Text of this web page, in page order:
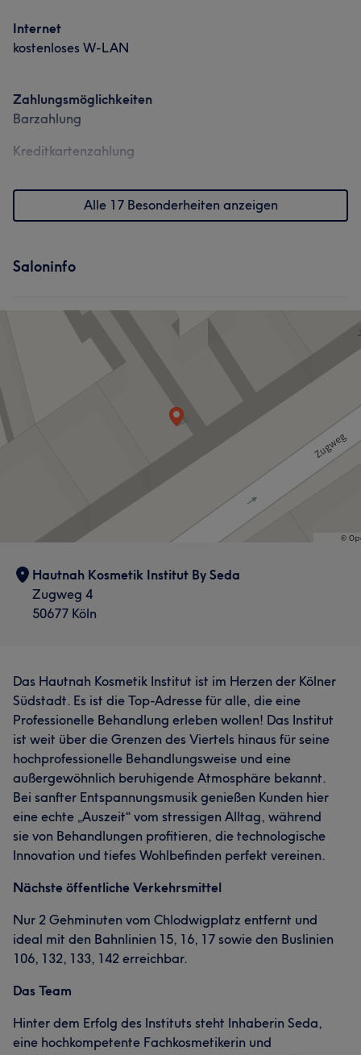
Internet
kostenloses W-LAN
Zahlungsmöglichkeiten
Barzahlung
Kreditkartenzahlung
Alle 17 Besonderheiten anzeigen
Saloninfo
Hautnah Kosmetik Institut By Seda
Zugweg 4
50677 Köln
Das Hautnah Kosmetik Institut ist im Herzen der Kölner
Südstadt. Es ist die Top-Adresse für alle, die eine
Professionelle Behandlung erleben wollen! Das Institut
ist weit über die Grenzen des Viertels hinaus für seine
hochprofessionelle Behandlungsweise und eine
außergewöhnlich beruhigende Atmosphäre bekannt.
Bei sanfter Entspannungsmusik genießen Kunden hier
eine echte „Auszeit“ vom stressigen Alltag, während
sie von Behandlungen profitieren, die technologische
Innovation und tiefes Wohlbefinden perfekt vereinen.
Nächste öffentliche Verkehrsmittel
Nur 2 Gehminuten vom Chlodwigplatz entfernt und
ideal mit den Bahnlinien 15, 16, 17 sowie den Buslinien
106, 132, 133, 142 erreichbar.
Das Team
Hinter dem Erfolg des Instituts steht Inhaberin Seda,
eine hochkompetente Fachkosmetikerin und